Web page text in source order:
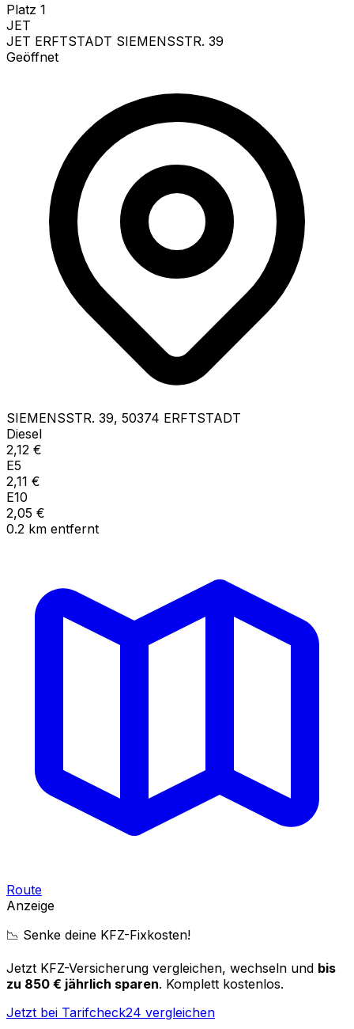
Platz 1
JET
JET ERFTSTADT SIEMENSSTR. 39
Geöffnet
SIEMENSSTR. 39, 50374 ERFTSTADT
Diesel
2,12 €
E5
2,11 €
E10
2,05 €
0.2 km entfernt
Route
Anzeige
📉 Senke deine KFZ-Fixkosten!
Jetzt KFZ-Versicherung vergleichen, wechseln und bis
zu 850 € jährlich sparen. Komplett kostenlos.
Jetzt bei Tarifcheck24 vergleichen